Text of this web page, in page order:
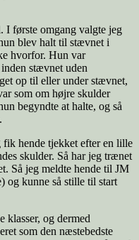
I første omgang valgte jeg
blev halt til stævnet i
hvorfor. Hun var
stævnet uden
op til eller under stævnet,
som om højre skulder
begyndte at halte, og så
fik hende tjekket efter en lille
skulder. Så har jeg trænet
Så jeg meldte hende til JM
og kunne så stille til start
klasser, og dermed
som den næstebedste